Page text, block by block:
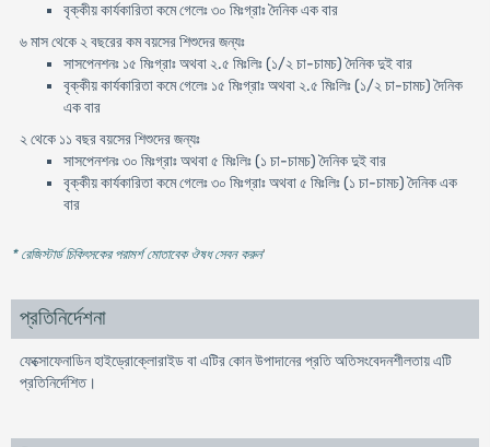
বৃক্কীয় কার্যকারিতা কমে গেলেঃ ৩০ মিঃগ্রাঃ দৈনিক এক বার
৬ মাস থেকে ২ বছরের কম বয়সের শিশুদের জন্যঃ
সাসপেনশনঃ ১৫ মিঃগ্রাঃ অথবা ২.৫ মিঃলিঃ (১/২ চা-চামচ) দৈনিক দুই বার
বৃক্কীয় কার্যকারিতা কমে গেলেঃ ১৫ মিঃগ্রাঃ অথবা ২.৫ মিঃলিঃ (১/২ চা-চামচ) দৈনিক
এক বার
২ থেকে ১১ বছর বয়সের শিশুদের জন্যঃ
সাসপেনশনঃ ৩০ মিঃগ্রাঃ অথবা ৫ মিঃলিঃ (১ চা-চামচ) দৈনিক দুই বার
বৃক্কীয় কার্যকারিতা কমে গেলেঃ ৩০ মিঃগ্রাঃ অথবা ৫ মিঃলিঃ (১ চা-চামচ) দৈনিক এক
বার
* রেজিস্টার্ড চিকিৎসকের পরামর্শ মোতাবেক ঔষধ সেবন করুন'
প্রতিনির্দেশনা
ফেক্সোফেনাডিন হাইড্রোক্লোরাইড বা এটির কোন উপাদানের প্রতি অতিসংবেদনশীলতায় এটি
প্রতিনির্দেশিত।